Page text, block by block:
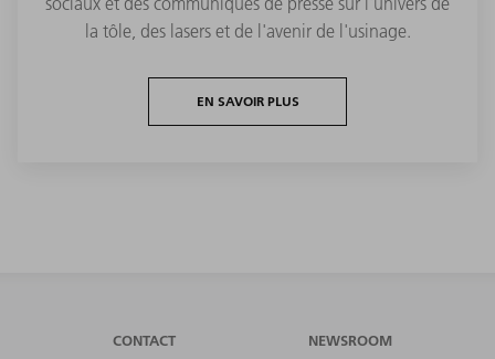
la tôle, des lasers et de l'avenir de l'usinage.
EN SAVOIR PLUS
CONTACT NEWSROOM